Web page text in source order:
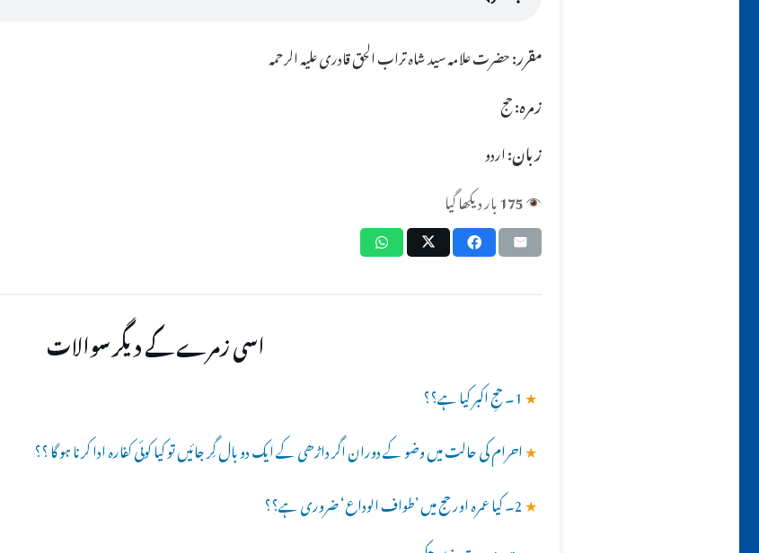
مقرر:حضرت علامہ سید شاہ تراب الحق قادری علیہ الرحمہ
زمرہ:حج
زبان:اردو
175بار دیکھا گیا
اسی زمرے کے دیگر سوالات
★1۔ حجِ اکبر کیا ہے؟؟
★احرام کی حالت میں وضو کے دوران اگر داڑھی کے ایک دو بال گِر جائیں تو کیا کوئی کفارہ ادا کرنا ہو گا ؟؟
★2۔ کیا عمرہ اور حج میں ’طواف الوداع‘ ضروری ہے؟؟